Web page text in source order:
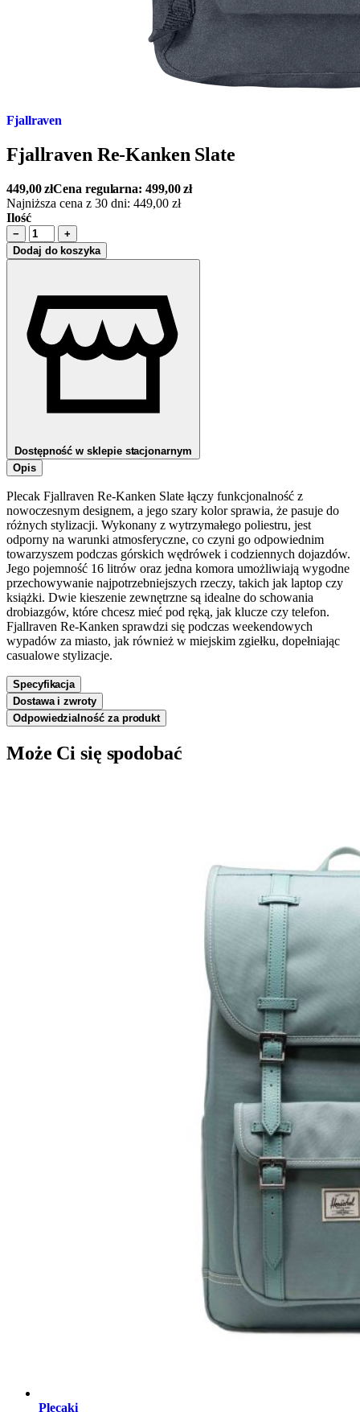
Fjallraven
Fjallraven Re-Kanken Slate
449,00złCena regularna:499,00zł
Najniższa cena z 30 dni: 449,00 zł
Ilość
−
+
Dodaj do koszyka
Dostępność w sklepie stacjonarnym
Opis
Plecak Fjallraven Re-Kanken Slate łączy funkcjonalność z
nowoczesnym designem, a jego szary kolor sprawia, że pasuje do
różnych stylizacji. Wykonany z wytrzymałego poliestru, jest
odporny na warunki atmosferyczne, co czyni go odpowiednim
towarzyszem podczas górskich wędrówek i codziennych dojazdów.
Jego pojemność 16 litrów oraz jedna komora umożliwiają wygodne
przechowywanie najpotrzebniejszych rzeczy, takich jak laptop czy
książki. Dwie kieszenie zewnętrzne są idealne do schowania
drobiazgów, które chcesz mieć pod ręką, jak klucze czy telefon.
Fjallraven Re-Kanken sprawdzi się podczas weekendowych
wypadów za miasto, jak również w miejskim zgiełku, dopełniając
casualowe stylizacje.
Specyfikacja
Dostawa i zwroty
Odpowiedzialność za produkt
Może Ci się spodobać
Plecaki